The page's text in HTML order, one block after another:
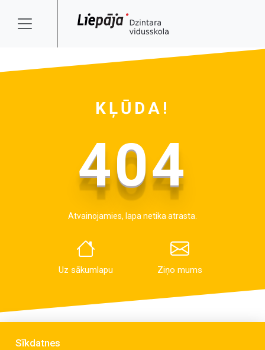
KĻŪDA!
404
Atvainojamies, lapa netika atrasta.
Uz sākumlapu Ziņo mums
Sīkdatnes